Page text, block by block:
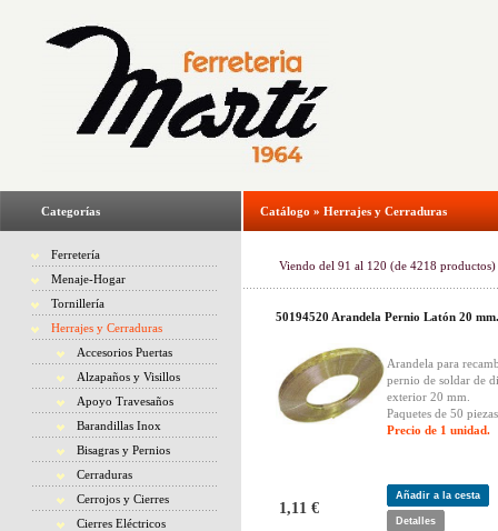
Categorías
Ferretería
Menaje-Hogar
Tornillería
Herrajes y Cerraduras
Accesorios Puertas
Alzapaños y Visillos
Apoyo Travesaños
Barandillas Inox
Bisagras y Pernios
Cerraduras
Cerrojos y Cierres
Cierres Eléctricos
Catálogo » Herrajes y Cerraduras
Viendo del 91 al 120 (de 4218 productos)
50194520 Arandela Pernio Latón 20 mm.
Arandela para
pernio de soldar de
exterior 20 mm.
Paquetes de 50
Precio de 1 unidad.
1,11 €
Añadir a la cesta
Detalles